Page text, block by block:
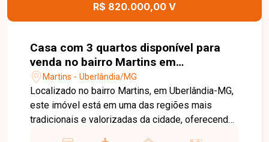
R$ 820.000,00 V
Casa com 3 quartos disponível para
venda no bairro Martins em
Uberlândia-MG
Martins - Uberlândia/MG
Localizado no bairro Martins, em Uberlândia-MG,
este imóvel está em uma das regiões mais
tradicionais e valorizadas da cidade, oferecendo